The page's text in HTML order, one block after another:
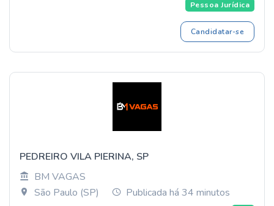
Pessoa Jurídica
Candidatar-se
PEDREIRO VILA PIERINA, SP
BM VAGAS
São Paulo (SP)
Publicada há 34 minutos